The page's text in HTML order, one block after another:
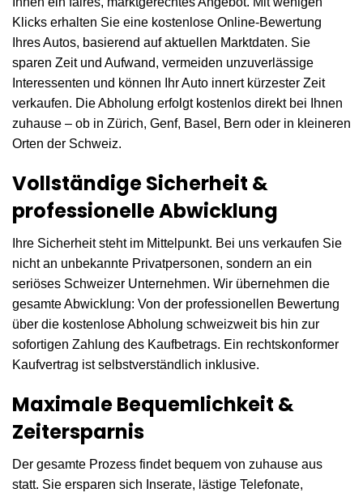
Klicks erhalten Sie eine kostenlose Online-Bewertung
Ihres Autos, basierend auf aktuellen Marktdaten. Sie
sparen Zeit und Aufwand, vermeiden unzuverlässige
Interessenten und können Ihr Auto innert kürzester Zeit
verkaufen. Die Abholung erfolgt kostenlos direkt bei Ihnen
zuhause – ob in Zürich, Genf, Basel, Bern oder in kleineren
Orten der Schweiz.
Vollständige Sicherheit &
professionelle Abwicklung
Ihre Sicherheit steht im Mittelpunkt. Bei uns verkaufen Sie
nicht an unbekannte Privatpersonen, sondern an ein
seriöses Schweizer Unternehmen. Wir übernehmen die
gesamte Abwicklung: Von der professionellen Bewertung
über die kostenlose Abholung schweizweit bis hin zur
sofortigen Zahlung des Kaufbetrags. Ein rechtskonformer
Kaufvertrag ist selbstverständlich inklusive.
Maximale Bequemlichkeit &
Zeitersparnis
Der gesamte Prozess findet bequem von zuhause aus
statt. Sie ersparen sich Inserate, lästige Telefonate,